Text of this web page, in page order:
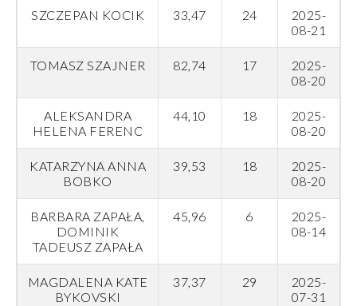
SZCZEPAN KOCIK 33,47 24
2025-
08-21
TOMASZ SZAJNER 82,74 17
2025-
08-20
ALEKSANDRA
HELENA FERENC
44,10 18
2025-
08-20
KATARZYNA ANNA
BOBKO
39,53 18
2025-
08-20
BARBARA ZAPAŁA,
DOMINIK
TADEUSZ ZAPAŁA
45,96 6
2025-
08-14
MAGDALENA KATE
BYKOVSKI
37,37 29
2025-
07-31